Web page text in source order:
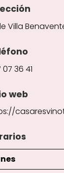
Villa
36 41
web